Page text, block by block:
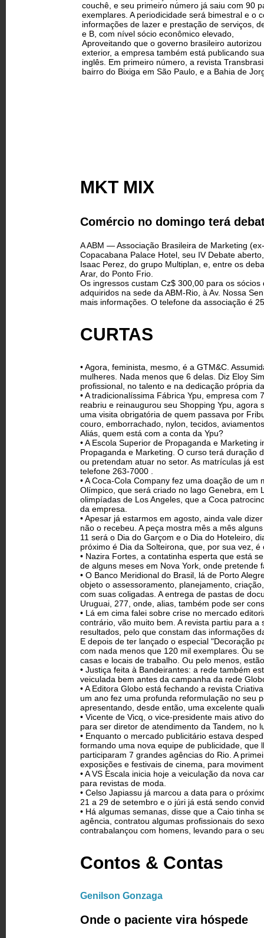
couchê, e seu primeiro número já saiu com 90
exemplares. A periodicidade será bimestral e o
informações de lazer e prestação de serviços,
e B, com nível sócio econômico elevado,
Aproveitando que o governo brasileiro
exterior, a empresa também está publicando
inglês. Em primeiro número, a revista
bairro do Bixiga em São Paulo, e a Bahia de
MKT MIX
Comércio no domingo terá
A ABM — Associação Brasileira de Marketing
Copacabana Palace Hotel, seu IV Debate
Isaac Perez, do grupo Multiplan, e, entre os
Arar, do Ponto Frio.
Os ingressos custam Cz$ 300,00 para os
adquiridos na sede da ABM-Rio, à Av. Nossa
mais informações. O telefone da associação é
CURTAS
• Agora, feminista, mesmo, é a GTM&C.
mulheres. Nada menos que 6 delas. Diz Eloy
profissional, no talento e na dedicação própria
• A tradicionalíssima Fábrica Ypu, empresa
reabriu e reinaugurou seu Shopping Ypu,
uma visita obrigatória de quem passava por
couro, emborrachado, nylon, tecidos,
Aliás, quem está com a conta da Ypu?
• A Escola Superior de Propaganda e
Propaganda e Marketing. O curso terá duração
ou pretendam atuar no setor. As matrículas já
telefone 263-7000 .
• A Coca-Cola Company fez uma doação de
Olímpico, que será criado no lago Genebra, em
olimpíadas de Los Angeles, que a Coca
da empresa.
• Apesar já estarmos em agosto, ainda vale
não o recebeu. A peça mostra mês a mês
11 será o Dia do Garçom e o Dia do Hoteleiro,
próximo é Dia da Solteirona, que, por sua vez,
• Nazira Fortes, a contatinha esperta que está
de alguns meses em Nova York, onde
• O Banco Meridional do Brasil, lá de Porto
objeto o assessoramento, planejamento,
com suas coligadas. A entrega de pastas de
Uruguai, 277, onde, alias, também pode ser
• Lá em cima falei sobre crise no mercado
contrário, vão muito bem. A revista partiu para
resultados, pelo que constam das informações
E depois de ter lançado o especial "Decoração
com nada menos que 120 mil exemplares. Ou
casas e locais de trabalho. Ou pelo menos,
• Justiça feita à Bandeirantes: a rede também
veiculada bem antes da campanha da rede
• A Editora Globo está fechando a revista
um ano fez uma profunda reformulação no seu
apresentando, desde então, uma excelente
• Vicente de Vicq, o vice-presidente mais ativo
para ser diretor de atendimento da Tandem, no
• Enquanto o mercado publicitário estava
formando uma nova equipe de publicidade,
participaram 7 grandes agências do Rio. A
exposições e festivais de cinema, para
• A VS Escala inicia hoje a veiculação da nova
para revistas de moda.
• Celso Japiassu já marcou a data para o
21 a 29 de setembro e o júri já está sendo
• Há algumas semanas, disse que a Caio tinha
agência, contratou algumas profissionais do
contrabalançou com homens, levando para o
Contos & Contas
Genilson Gonzaga
Onde o paciente vira hóspede